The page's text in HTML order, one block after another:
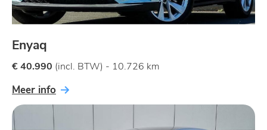
Enyaq
€ 40.990 (incl. BTW) - 10.726 km
Meer info